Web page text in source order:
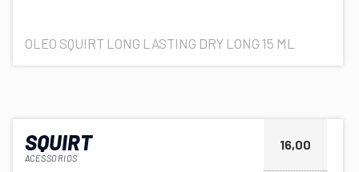
OLEO SQUIRT LONG LASTING DRY LONG 15 ML
SQUIRT
ACESSORIOS
16,00